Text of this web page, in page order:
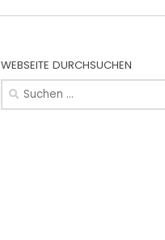
WEBSEITE DURCHSUCHEN
Suchen
nach: